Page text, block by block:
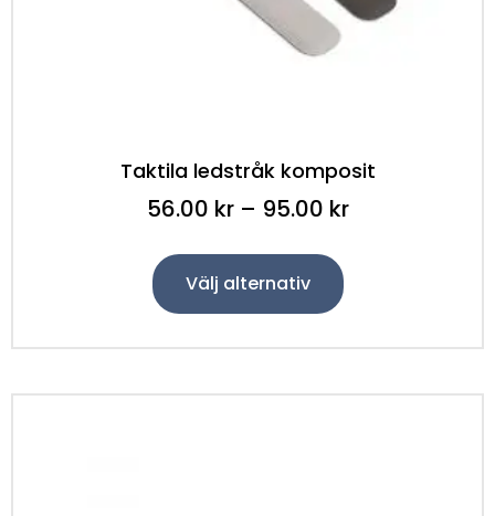
Taktila ledstråk komposit
56.00 kr – 95.00 kr
Välj alternativ